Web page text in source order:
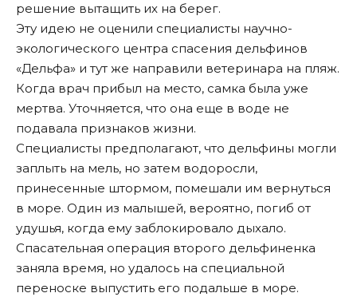
решение вытащить их на берег.
Эту идею не оценили специалисты научно-
экологического центра спасения дельфинов
«Дельфа» и тут же направили ветеринара на пляж.
Когда врач прибыл на место, самка была уже
мертва. Уточняется, что она еще в воде не
подавала признаков жизни.
Специалисты предполагают, что дельфины могли
заплыть на мель, но затем водоросли,
принесенные штормом, помешали им вернуться
в море. Один из малышей, вероятно, погиб от
удушья, когда ему заблокировало дыхало.
Спасательная операция второго дельфиненка
заняла время, но удалось на специальной
переноске выпустить его подальше в море.